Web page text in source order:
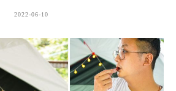
2022-06-10